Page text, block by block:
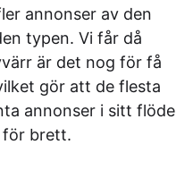
annonser av den
typen. Vi får då
är det nog för få
gör att de flesta
annonser i sitt flöde
för brett.